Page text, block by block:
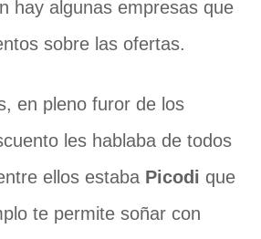
hay algunas empresas que
sobre las ofertas.
en pleno furor de los
les hablaba de todos
ellos estaba Picodi que
te permite soñar con